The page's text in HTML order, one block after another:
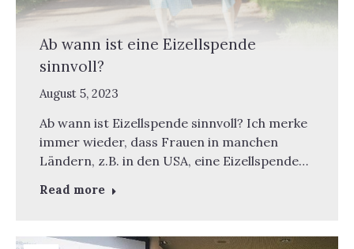
Ab wann ist eine Eizellspende
sinnvoll?
August 5, 2023
Ab wann ist Eizellspende sinnvoll? Ich merke
immer wieder, dass Frauen in manchen
Ländern, z.B. in den USA, eine Eizellspende…
Read more